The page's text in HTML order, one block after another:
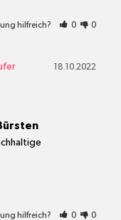
hilfreich? 0 0
18.10.2022
hilfreich? 0 0